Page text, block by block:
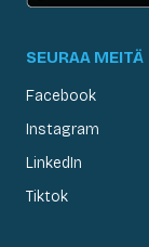
SEURAA MEITÄ
Facebook
Instagram
LinkedIn
Tiktok